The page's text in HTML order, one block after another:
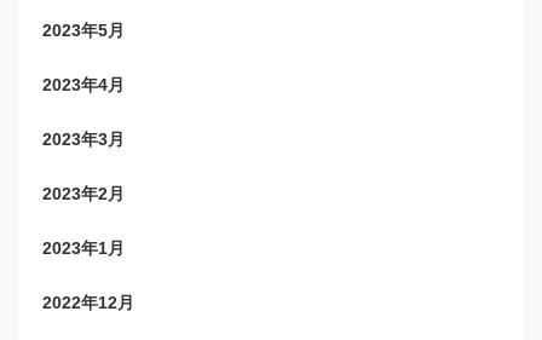
2023年5月
2023年4月
2023年3月
2023年2月
2023年1月
2022年12月